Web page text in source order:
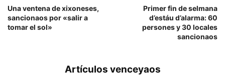
Una ventena de xixoneses,
sancionaos por «salir a
tomar el sol»
Primer fin de selmana
d’estáu d’alarma: 60
persones y 30 locales
sancionaos
Artículos venceyaos